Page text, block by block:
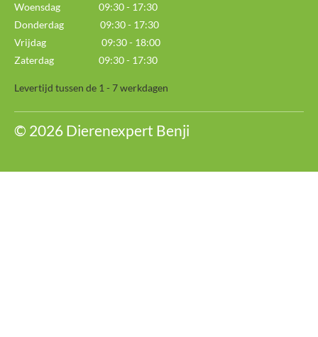
Woensdag 09:30 - 17:30
Donderdag 09:30 - 17:30
Vrijdag 09:30 - 18:00
Zaterdag 09:30 - 17:30
Levertijd tussen de 1 - 7 werkdagen
© 2026 Dierenexpert Benji